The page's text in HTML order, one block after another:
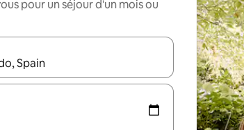
pour un séjour d'un mois ou
s'affichent, utilisez les flèches vers le haut et